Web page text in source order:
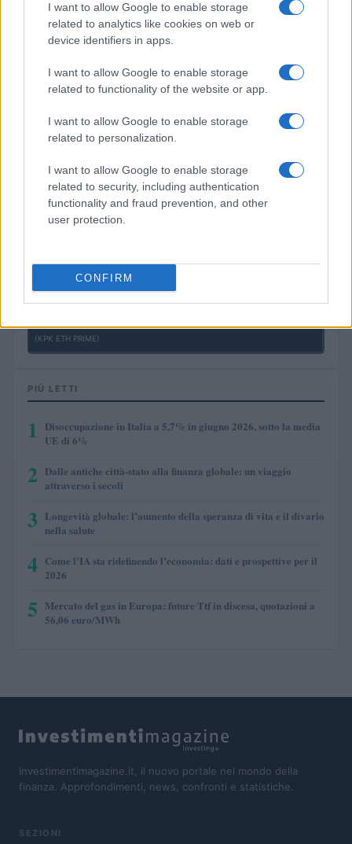
I want to allow Google to enable storage
related to analytics like cookies on web or
device identifiers in apps.
I want to allow Google to enable storage
related to functionality of the website or app.
I want to allow Google to enable storage
related to personalization.
I want to allow Google to enable storage
related to security, including authentication
functionality and fraud prevention, and other
user protection.
CONFIRM
Stride Staked Injective
(STINJ)
$16.49
Vested XOR
(VXOR)
$3,407.11
JDB
FibSwap DEX $0.0085
(KPK ETH PRIME)
PIÙ LETTI
1
Disoccupazione in Italia a 5,7% in giugno 2026, sotto la media
UE di 6%
2 Dalle antiche città-stato alla finanza globale: un viaggio
attraverso i secoli
3 Longevità globale: l’aumento della speranza di vita e il divario
nella salute
4 Come l’IA sta ridefinendo l’economia: dati e prospettive per il
2026
5 Mercato del gas in Europa: future Ttf in discesa, quotazioni a
56,06 euro/MWh
Investimentimagazine.it, il nuovo portale nel mondo della
finanza. Approfondimenti, news, confronti e statistiche.
SEZIONI